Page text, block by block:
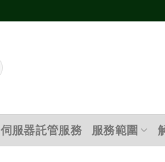
伺服器託管服務 服務範圍